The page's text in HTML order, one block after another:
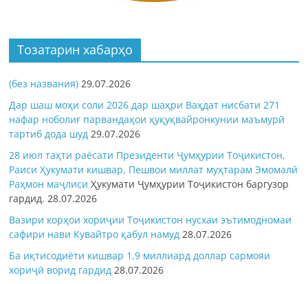
Тозатарин хабарҳо
(без названия) 29.07.2026
Дар шаш моҳи соли 2026 дар шаҳри Ваҳдат нисбати 271
нафар ноболиғ парвандаҳои ҳуқуқвайронкунии маъмурӣ
тартиб дода шуд 29.07.2026
28 июл таҳти раёсати Президенти Ҷумҳурии Тоҷикистон,
Раиси Ҳукумати кишвар, Пешвои миллат муҳтарам Эмомалӣ
Раҳмон маҷлисиҲукумати Ҷумҳурии Тоҷикистон баргузор
гардид.28.07.2026
Вазири корҳои хориҷии Тоҷикистон нусхаи эътимодномаи
сафири нави Кувайтро қабул намуд 28.07.2026
Ба иқтисодиёти кишвар 1,9 миллиард доллар сармояи
хориҷӣ ворид гардид 28.07.2026